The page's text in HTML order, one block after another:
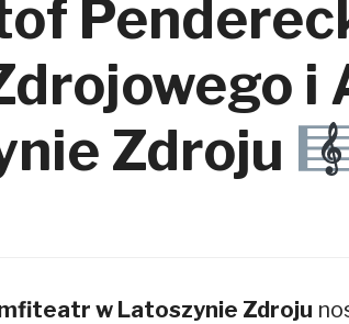
Wild umoĹźliwia graczom
Zdroju
w Latoszynie Zdroju